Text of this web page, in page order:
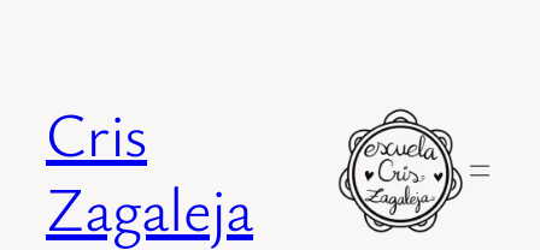
Cris
Zagaleja